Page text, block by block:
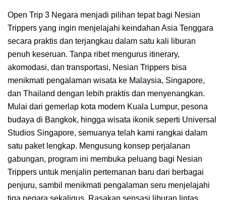
Open Trip 3 Negara menjadi pilihan tepat bagi Nesian
Trippers yang ingin menjelajahi keindahan Asia Tenggara
secara praktis dan terjangkau dalam satu kali liburan
penuh keseruan. Tanpa ribet mengurus itinerary,
akomodasi, dan transportasi, Nesian Trippers bisa
menikmati pengalaman wisata ke Malaysia, Singapore,
dan Thailand dengan lebih praktis dan menyenangkan.
Mulai dari gemerlap kota modern Kuala Lumpur, pesona
budaya di Bangkok, hingga wisata ikonik seperti Universal
Studios Singapore, semuanya telah kami rangkai dalam
satu paket lengkap. Mengusung konsep perjalanan
gabungan, program ini membuka peluang bagi Nesian
Trippers untuk menjalin pertemanan baru dari berbagai
penjuru, sambil menikmati pengalaman seru menjelajahi
tiga negara sekaligus. Rasakan sensasi liburan lintas